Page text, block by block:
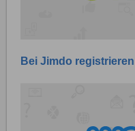
Bei Jimdo